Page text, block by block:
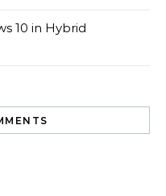
10 in Hybrid